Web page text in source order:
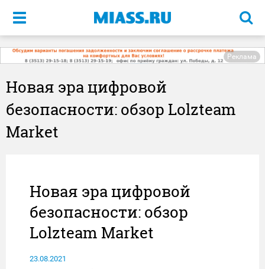
Меню
Реклама
Новая эра цифровой
безопасности: обзор Lolzteam
Market
Новая эра цифровой
безопасности: обзор
Lolzteam Market
23.08.2021